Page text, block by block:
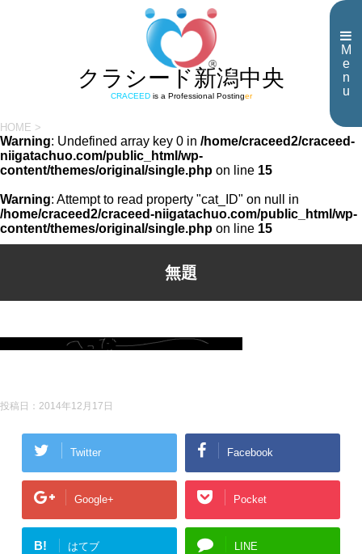
M
e
n
u
クラシード新潟中央
CRACEEDis a Professional Postinger
HOME >
Warning: Undefined array key 0 in /home/craceed2/craceed-
niigatachuo.com/public_html/wp-
content/themes/original/single.php on line 15
Warning: Attempt to read property "cat_ID" on null in
/home/craceed2/craceed-niigatachuo.com/public_html/wp-
content/themes/original/single.php on line 15
無題
投稿日： 2014年12月17日
Twitter Facebook
Google+ Pocket
B! はてブ LINE